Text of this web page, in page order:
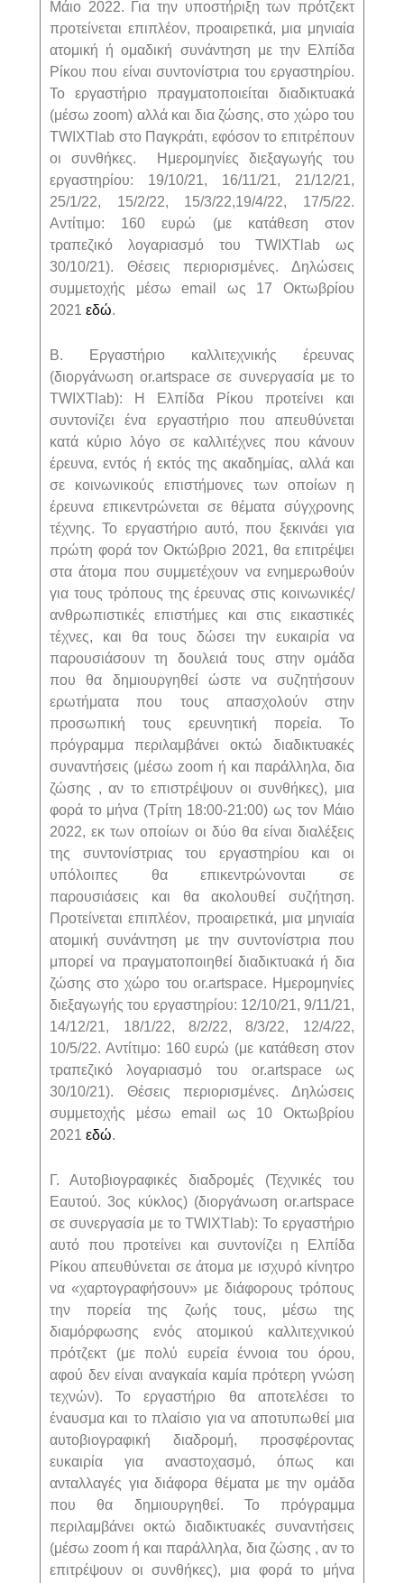
Μάιο 2022. Για την υποστήριξη των πρότζεκτ
προτείνεται επιπλέον, προαιρετικά, μια μηνιαία
ατομική ή ομαδική συνάντηση με την Ελπίδα
Ρίκου που είναι συντονίστρια του εργαστηρίου.
Το εργαστήριο πραγματοποιείται διαδικτυακά
(μέσω zoom) αλλά και δια ζώσης, στο χώρο του
TWIXTlab στο Παγκράτι, εφόσον το επιτρέπουν
οι συνθήκες. Ημερομηνίες διεξαγωγής του
εργαστηρίου: 19/10/21, 16/11/21, 21/12/21,
25/1/22, 15/2/22, 15/3/22,19/4/22, 17/5/22.
Αντίτιμο: 160 ευρώ (με κατάθεση στον
τραπεζικό λογαριασμό του TWIXTlab ως
30/10/21). Θέσεις περιορισμένες. Δηλώσεις
συμμετοχής μέσω email ως 17 Οκτωβρίου
2021 εδώ.
Β. Εργαστήριο καλλιτεχνικής έρευνας
(διοργάνωση or.artspace σε συνεργασία με το
TWIXTlab): Η Ελπίδα Ρίκου προτείνει και
συντονίζει ένα εργαστήριο που απευθύνεται
κατά κύριο λόγο σε καλλιτέχνες που κάνουν
έρευνα, εντός ή εκτός της ακαδημίας, αλλά και
σε κοινωνικούς επιστήμονες των οποίων η
έρευνα επικεντρώνεται σε θέματα σύγχρονης
τέχνης. Το εργαστήριο αυτό, που ξεκινάει για
πρώτη φορά τον Οκτώβριο 2021, θα επιτρέψει
στα άτομα που συμμετέχουν να ενημερωθούν
για τους τρόπους της έρευνας στις κοινωνικές/
ανθρωπιστικές επιστήμες και στις εικαστικές
τέχνες, και θα τους δώσει την ευκαιρία να
παρουσιάσουν τη δουλειά τους στην ομάδα
που θα δημιουργηθεί ώστε να συζητήσουν
ερωτήματα που τους απασχολούν στην
προσωπική τους ερευνητική πορεία. Το
πρόγραμμα περιλαμβάνει οκτώ διαδικτυακές
συναντήσεις (μέσω zoom ή και παράλληλα, δια
ζώσης , αν το επιστρέψουν οι συνθήκες), μια
φορά το μήνα (Τρίτη 18:00-21:00) ως τον Μάιο
2022, εκ των οποίων οι δύο θα είναι διαλέξεις
της συντονίστριας του εργαστηρίου και οι
υπόλοιπες θα επικεντρώνονται σε
παρουσιάσεις και θα ακολουθεί συζήτηση.
Προτείνεται επιπλέον, προαιρετικά, μια μηνιαία
ατομική συνάντηση με την συντονίστρια που
μπορεί να πραγματοποιηθεί διαδικτυακά ή δια
ζώσης στο χώρο του or.artspace. Ημερομηνίες
διεξαγωγής του εργαστηρίου: 12/10/21, 9/11/21,
14/12/21, 18/1/22, 8/2/22, 8/3/22, 12/4/22,
10/5/22. Αντίτιμο: 160 ευρώ (με κατάθεση στον
τραπεζικό λογαριασμό του or.artspace ως
30/10/21). Θέσεις περιορισμένες. Δηλώσεις
συμμετοχής μέσω email ως 10 Οκτωβρίου
2021εδώ.
Γ. Αυτοβιογραφικές διαδρομές (Τεχνικές του
Εαυτού. 3ος κύκλος) (διοργάνωση or.artspace
σε συνεργασία με το TWIXTlab): Το εργαστήριο
αυτό που προτείνει και συντονίζει η Ελπίδα
Ρίκου απευθύνεται σε άτομα με ισχυρό κίνητρο
να «χαρτογραφήσουν» με διάφορους τρόπους
την πορεία της ζωής τους, μέσω της
διαμόρφωσης ενός ατομικού καλλιτεχνικού
πρότζεκτ (με πολύ ευρεία έννοια του όρου,
αφού δεν είναι αναγκαία καμία πρότερη γνώση
τεχνών). Το εργαστήριο θα αποτελέσει το
έναυσμα και το πλαίσιο για να αποτυπωθεί μια
αυτοβιογραφική διαδρομή, προσφέροντας
ευκαιρία για αναστοχασμό, όπως και
ανταλλαγές για διάφορα θέματα με την ομάδα
που θα δημιουργηθεί. Το πρόγραμμα
περιλαμβάνει οκτώ διαδικτυακές συναντήσεις
(μέσω zoom ή και παράλληλα, δια ζώσης , αν το
επιτρέψουν οι συνθήκες), μια φορά το μήνα